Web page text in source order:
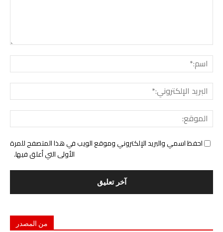
احفظ اسمي والبريد الإلكتروني وموقع الويب في هذا المتصفح للمرة
الأولى التي أعلق فيها.
من المصدر